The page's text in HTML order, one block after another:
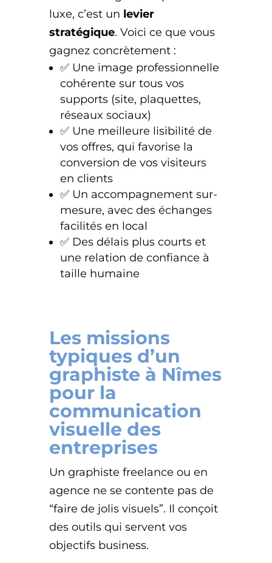
luxe, c’est un levier
stratégique. Voici ce que vous
gagnez concrètement :
✅ Une image professionnelle
cohérente sur tous vos
supports (site, plaquettes,
réseaux sociaux)
✅ Une meilleure lisibilité de
vos offres, qui favorise la
conversion de vos visiteurs
en clients
✅ Un accompagnement sur-
mesure, avec des échanges
facilités en local
✅ Des délais plus courts et
une relation de confiance à
taille humaine
Les missions
typiques d’un
graphiste à Nîmes
pour la
communication
visuelle des
entreprises
Un graphiste freelance ou en
agence ne se contente pas de
“faire de jolis visuels”. Il conçoit
des outils qui servent vos
objectifs business.